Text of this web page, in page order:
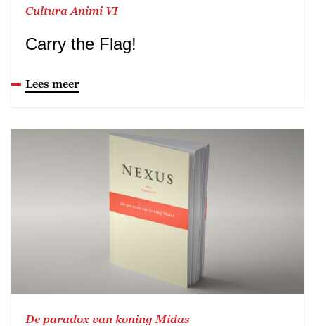
Cultura Animi VI
Carry the Flag!
Lees meer
De paradox van koning Midas